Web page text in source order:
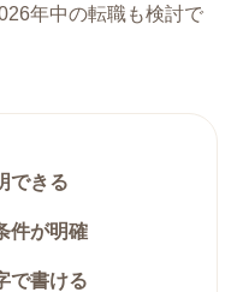
年中の転職も検討で
できる
件が明確
で書ける